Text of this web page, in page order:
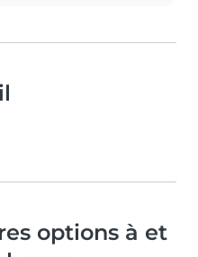
options à et